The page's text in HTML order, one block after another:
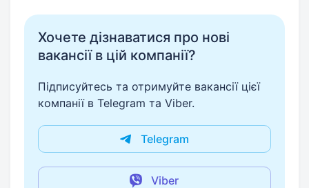
Хочете дізнаватися про нові
вакансії в цій компанії?
Підписуйтесь та отримуйте вакансії цієї
компанії в Telegram та Viber.
Telegram
Viber